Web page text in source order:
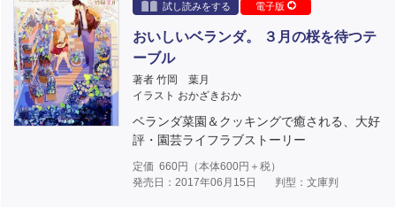
試し読みをする
電子版
おいしいベランダ。 ３月の桜を待つテ
ーブル
著者 竹岡 葉月
イラスト おかざきおか
ベランダ菜園＆クッキングで癒される、大好
評・園芸ライフラブストーリー
定価 660円（本体600円＋税）
発売日：2017年06月15日
判型：文庫判